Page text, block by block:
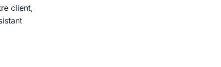
client,